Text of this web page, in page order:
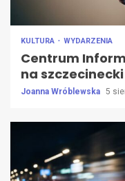
KULTURA WYDARZENIA
Centrum
na
Joanna Wróblewska 5